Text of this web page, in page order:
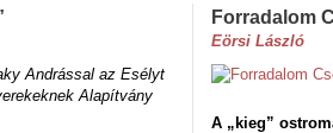
Andrással az Esélyt
Alapítvány
Forradalom
Eörsi László
A „kieg”